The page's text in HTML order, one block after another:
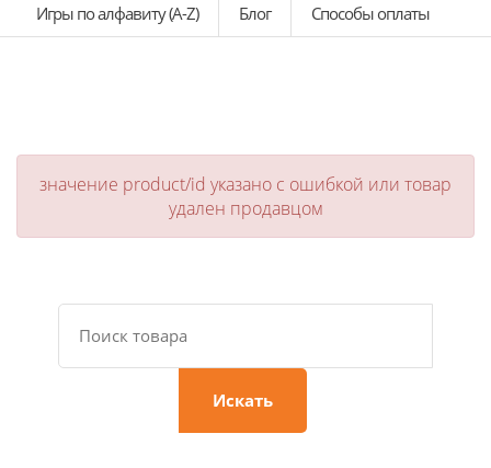
Игры по алфавиту (A-Z)
Блог Способы оплаты
значение product/id указано с ошибкой или товар
удален продавцом
Искать